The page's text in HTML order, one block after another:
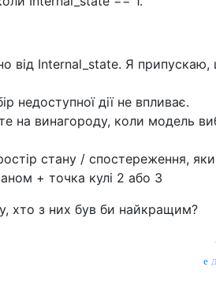
від Internal_state. Я
недоступної дії не впливає.
на винагороду, коли модель
стану / спостереження,
+ точка кулі 2 або 3
хто з них був би найкращим?